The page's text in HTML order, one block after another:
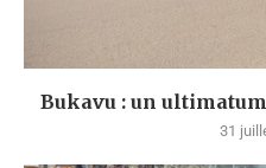
Bukavu : un
31